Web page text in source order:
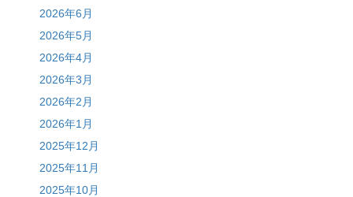
2026年6月
2026年5月
2026年4月
2026年3月
2026年2月
2026年1月
2025年12月
2025年11月
2025年10月